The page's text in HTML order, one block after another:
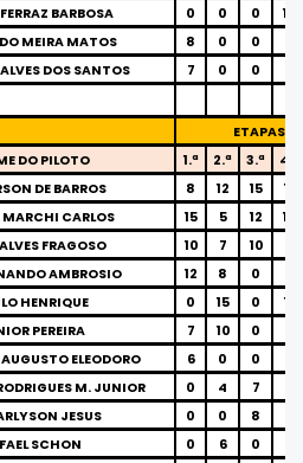
BARBOSA 0 0 0
10
MEIRA MATOS 8 0 0
DOS SANTOS 7 0 0
ETAPAS
DO PILOTO 1.ª 2.ª 3.ª
4.ª
DE BARROS 8 12 15
15
MARCHI CARLOS 15 5 12
10
FRAGOSO 10 7 10
AMBROSIO 12 8 0
HENRIQUE 0 15 0
12
PEREIRA 7 10 0
ELEODORO 6 0 0
M. JUNIOR 0 4 7
JESUS 0 0 8
SCHON 0 6 0